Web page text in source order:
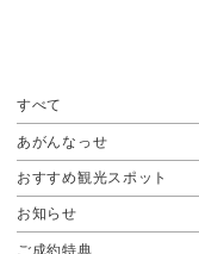
すべて
あがんなっせ
おすすめ観光スポット
お知らせ
ご成約特典